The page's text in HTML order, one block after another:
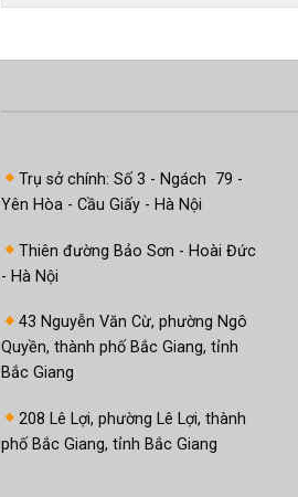
Trụ sở chính: Số 3 - Ngách 79 -
Yên Hòa - Cầu Giấy - Hà Nội
Thiên đường Bảo Sơn - Hoài Đức
- Hà Nội
43 Nguyễn Văn Cừ, phường Ngô
Quyền, thành phố Bắc Giang, tỉnh
Bắc Giang
208 Lê Lợi, phường Lê Lợi, thành
phố Bắc Giang, tỉnh Bắc Giang